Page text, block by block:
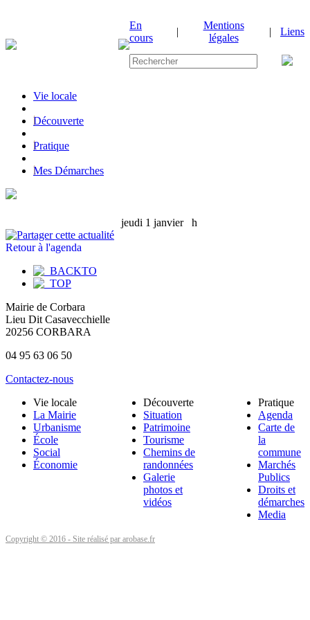
En
cours
|
Mentions
légales
| Liens
Vie locale
|Découverte
|Pratique
|Mes Démarches
jeudi 1 janvierh
Retour à l'agenda
Mairie de Corbara
Lieu Dit Casavecchielle
20256 CORBARA
04 95 63 06 50
Contactez-nous
Vie locale
La Mairie
Urbanisme
École
Social
Économie
Découverte
Situation
Patrimoine
Tourisme
Chemins de
randonnées
Galerie
photos et
vidéos
Pratique
Agenda
Carte de
la
commune
Marchés
Publics
Droits et
démarches
Media
Copyright © 2016 - Site réalisé par arobase.fr